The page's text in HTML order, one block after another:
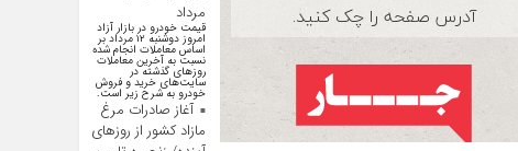
مرداد
قیمت خودرو در بازار آزاد
امروز دوشنبه ۱۲ مرداد بر
اساس معاملات انجام شده
نسبت به آخرین معاملات
روز‌های گذشته در
سایت‌های خرید و فروش
خودرو به شرح زیر است.
آغاز صادرات مرغ
مازاد کشور از روزهای